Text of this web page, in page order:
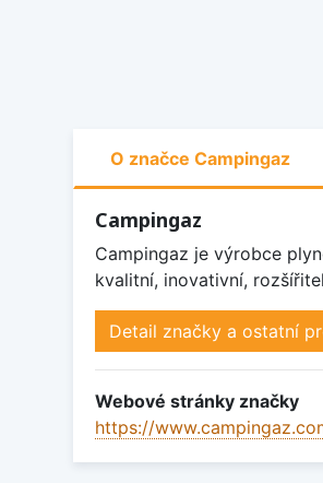
O značce Campingaz
Campingaz
Campingaz je výrobce
kvalitní, inovativní,
Detail značky a ostatní
Webové stránky značky
https://